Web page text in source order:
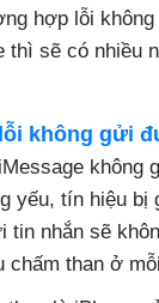
hợp lỗi
thì sẽ có nhiều
lỗi không gửi
không
yếu, tín hiệu bị
tin nhắn sẽ
chấm than ở